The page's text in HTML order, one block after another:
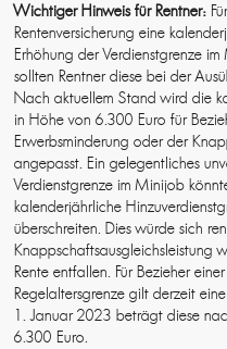
Wichtiger Hinweis für Rentner:
Rentenversicherung eine
Erhöhung der Verdienstgrenze
sollten Rentner diese bei der
Nach aktuellem Stand wird die
in Höhe von 6.300 Euro für
Erwerbsminderung oder der
angepasst. Ein gelegentliches
Verdienstgrenze im Minijob
kalenderjährliche
überschreiten. Dies würde sich
Knappschaftsausgleichsleistung
Rente entfallen. Für Bezieher
Regelaltersgrenze gilt derzeit
1. Januar 2023 beträgt diese
6.300 Euro.